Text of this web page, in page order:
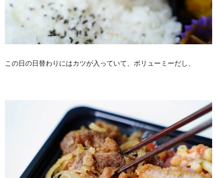
この日の日替わりにはカツが入っていて、ボリューミーだし、